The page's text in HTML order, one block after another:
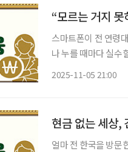
스마트폰이 전 연령
나 누를 때마다 실수
2025-11-05 21:00
현금 없는 세상
얼마 전 한국을 방문